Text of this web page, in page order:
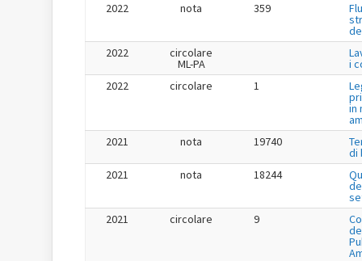
2022
nota 359
2022
circolare
ML-PA
i
2022
circolare 1
in
2021
nota 19740
di
2021
nota 18244
2021
circolare 9